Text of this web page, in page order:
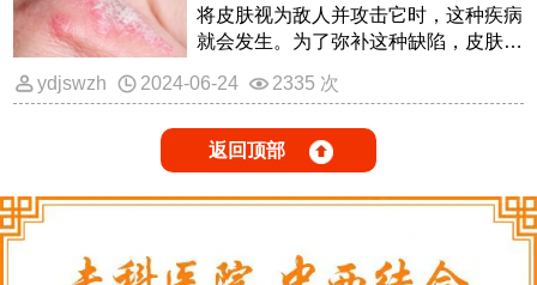
将皮肤视为敌人并攻击它时，这种疾病
就会发生。为了弥补这种缺陷，皮肤细
面干燥发痒的皮肤上，这些皮肤可以是
ydjswzh 2024-06-24 2335 次
返回顶部